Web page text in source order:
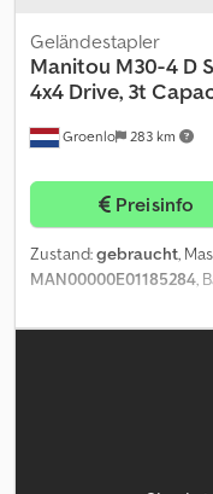
Groenlo 283 km
Geländestapler
Manitou M30-4 D
4x4 Drive, 3t
Preisinfo
Zustand:gebraucht,
MAN00000E01185284,
,
PS), Motorenhersteller:
246 cm Abmessungen
Bereifung hinten: 0